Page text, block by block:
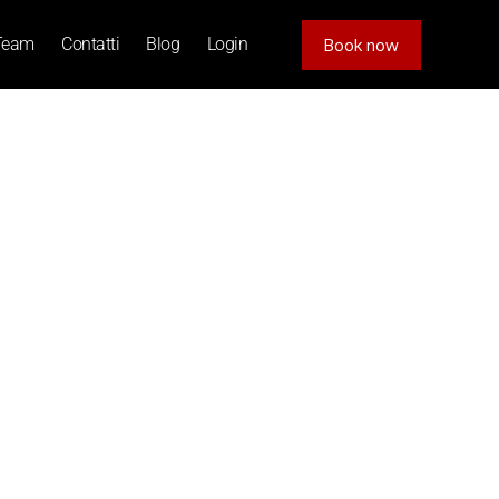
Contatti Blog Login Book now